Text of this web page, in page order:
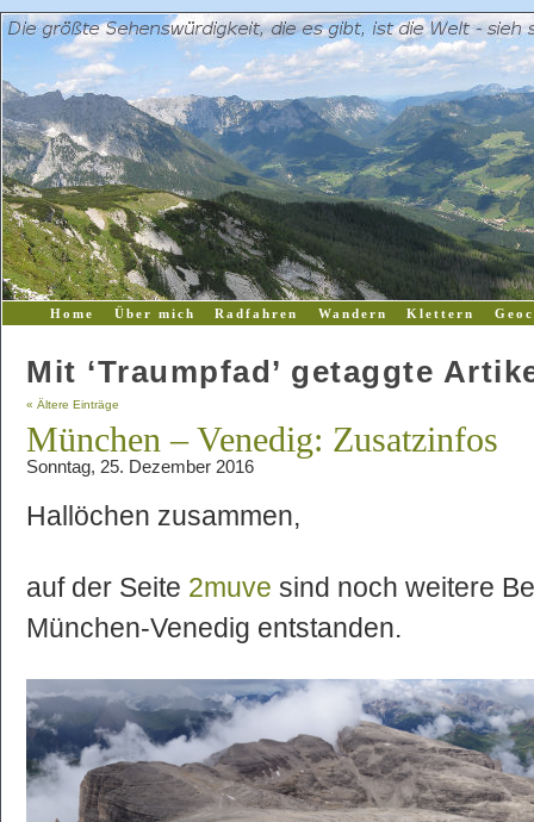
Home Über mich Radfahren Wandern Klettern
Mit ‘Traumpfad’ getaggte
« Ältere Einträge
München – Venedig: Zusatzinfos
Sonntag, 25. Dezember 2016
Hallöchen zusammen,
auf der Seite 2muve sind noch weitere
München-Venedig entstanden.